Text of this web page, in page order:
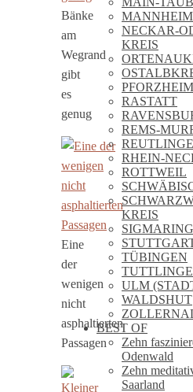
Bänke
am
Wegrand
gibt
es
genug
Eine
der
wenigen
nicht
asphaltierten
Passagen
NECKAR-
KREIS
RASTATT
REMS-
RHEIN-
ROTTWEIL
KREIS
TÜBINGEN
ULM
WALDSHUT
BEST OF
Zehn
Odenwald
Zehn
Saarland